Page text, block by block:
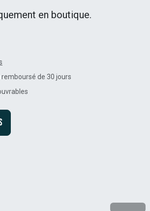
en boutique.
de 30 jours